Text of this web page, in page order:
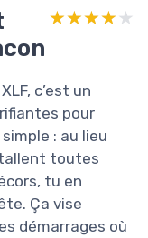
★★★★★
★★★★★
c’est un
pour
: au lieu
toutes
tu en
Ça vise
démarrages où